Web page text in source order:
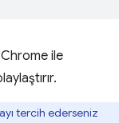
ile
tercih ederseniz